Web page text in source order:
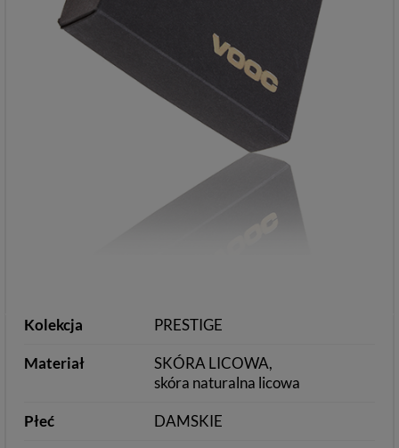
Kolekcja PRESTIGE
Materiał
SKÓRA LICOWA
skóra naturalna licowa
Płeć DAMSKIE